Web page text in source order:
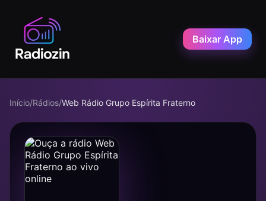
Baixar App
Início/Rádios/Web Rádio Grupo Espírita Fraterno